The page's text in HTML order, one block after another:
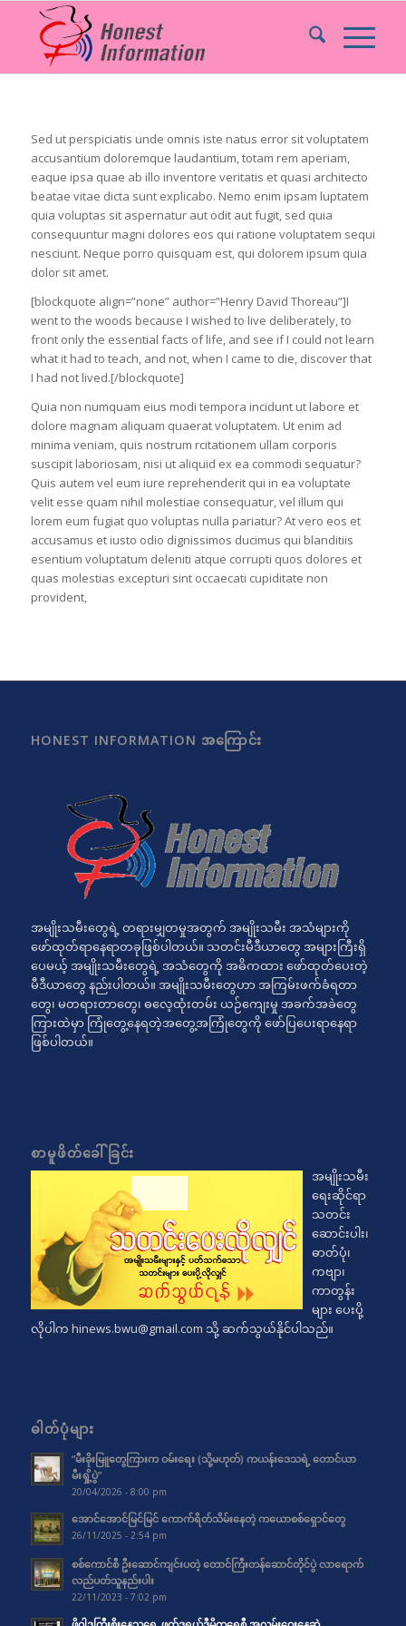
Sed ut perspiciatis unde omnis iste natus error sit voluptatem
accusantium doloremque laudantium, totam rem aperiam,
eaque ipsa quae ab illo inventore veritatis et quasi architecto
beatae vitae dicta sunt explicabo. Nemo enim ipsam luptatem
quia voluptas sit aspernatur aut odit aut fugit, sed quia
consequuntur magni dolores eos qui ratione voluptatem sequi
nesciunt. Neque porro quisquam est, qui dolorem ipsum quia
dolor sit amet.
[blockquote align=”none” author=”Henry David Thoreau”]I
went to the woods because I wished to live deliberately, to
front only the essential facts of life, and see if I could not learn
what it had to teach, and not, when I came to die, discover that
I had not lived.[/blockquote]
Quia non numquam eius modi tempora incidunt ut labore et
dolore magnam aliquam quaerat voluptatem. Ut enim ad
minima veniam, quis nostrum rcitationem ullam corporis
suscipit laboriosam, nisi ut aliquid ex ea commodi sequatur?
Quis autem vel eum iure reprehenderit qui in ea voluptate
velit esse quam nihil molestiae consequatur, vel illum qui
lorem eum fugiat quo voluptas nulla pariatur? At vero eos et
accusamus et iusto odio dignissimos ducimus qui blanditiis
esentium voluptatum deleniti atque corrupti quos dolores et
quas molestias excepturi sint occaecati cupiditate non
provident,
HONEST INFORMATION အကြောင်း
အမျိုးသမီးတွေရဲ့ တရားမျှတမှုအတွက် အမျိုးသမီး အသံများကို
ဖော်ထုတ်ရာနေရာတခုဖြစ်ပါတယ်။ သတင်းမီဒီယာတွေ အများကြီးရှိ
ပေမယ့် အမျိုးသမီးတွေရဲ့ အသံတွေကို အဓိကထား ဖော်ထုတ်ပေးတဲ့
မီဒီယာတွေ နည်းပါတယ်။ အမျိုးသမီးတွေဟာ အကြမ်းဖက်ခံရတာ
တွေ၊ မတရားတာတွေ၊ ဓလေ့ထုံးတမ်း ယဉ်ကျေးမှု အခက်အခဲတွေ
ကြားထဲမှာ ကြုံတွေ့နေရတဲ့အတွေ့အကြုံတွေကို ဖော်ပြပေးရာနေရာ
ဖြစ်ပါတယ်။
စာမူဖိတ်ခေါ်ခြင်း
အမျိုးသမီး
ရေးဆိုင်ရာ
သတင်း
ဆောင်းပါး၊
ဓာတ်ပုံ၊
ကဗျာ၊
ကာတွန်း
များ ပေးပို့
လိုပါက hinews.bwu@gmail.com သို့ ဆက်သွယ်နိုင်ပါသည်။
ဓါတ်ပုံများ
“မီးခိုးမြူတွေကြားက ဝမ်းရေး (သို့မဟုတ်) ကယန်းဒေသရဲ့ တောင်ယာ
မီးရှို့ပွဲ”
20/04/2026 - 8:00 pm
အောင်အောင်မြင်မြင် ကောက်ရိတ်သိမ်းနေတဲ့ ကယောစစ်ရှောင်တွေ
26/11/2025 - 2:54 pm
စစ်ကောင်စီ ဦးဆောင်ကျင်းပတဲ့ တောင်ကြီးတန်ဆောင်တိုင်ပွဲ လာရောက်
လည်ပတ်သူနည်းပါး
22/11/2023 - 7:02 pm